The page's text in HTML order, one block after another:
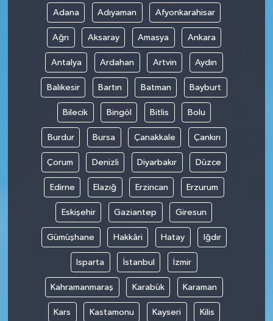
Adana Adıyaman Afyonkarahisar
Ağrı Aksaray Amasya Ankara
Antalya Ardahan Artvin Aydın
Balıkesir Bartın Batman Bayburt
Bilecik Bingöl Bitlis Bolu
Burdur Bursa Çanakkale Çankırı
Çorum Denizli Diyarbakır Düzce
Edirne Elazığ Erzincan Erzurum
Eskişehir Gaziantep Giresun
Gümüşhane Hakkâri Hatay Iğdır
Isparta İstanbul İzmir
Kahramanmaraş Karabük Karaman
Kars Kastamonu Kayseri Kilis